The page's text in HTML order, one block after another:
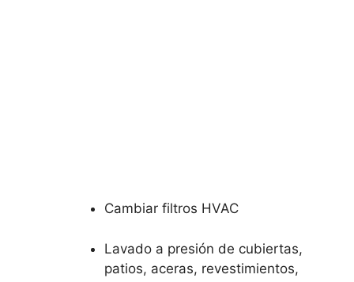
Cambiar filtros HVAC
Lavado a presión de cubiertas,
patios, aceras, revestimientos,